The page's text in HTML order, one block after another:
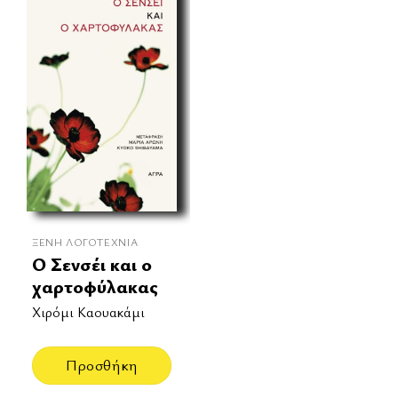
ΞΈΝΗ ΛΟΓΟΤΕΧΝΊΑ
Ο Σενσέι και ο
χαρτοφύλακας
Χιρόμι Καουακάμι
Προσθήκη